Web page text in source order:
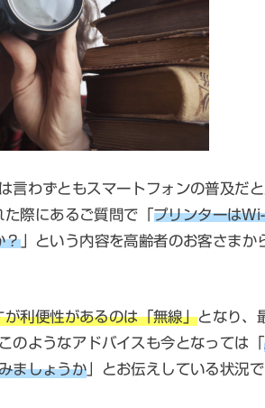
言わずともスマートフォンの普及だ
際にあるご質問で「プリンターは
？」という内容を高齢者のお客さまか
利便性があるのは「無線」となり、
のようなアドバイスも今となっては「
ましょうか 」とお伝えしている状況で